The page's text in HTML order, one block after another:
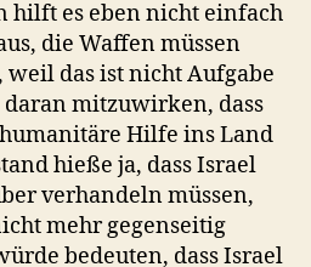
hilft es eben nicht einfach
die Waffen müssen
weil das ist nicht Aufgabe
mitzuwirken, dass
Hilfe ins Land
hieße ja, dass Israel
verhandeln müssen,
mehr gegenseitig
bedeuten, dass Israel